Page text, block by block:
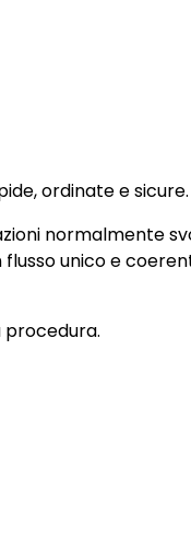
ordinate e sicure.
normalmente
flusso unico e
procedura.